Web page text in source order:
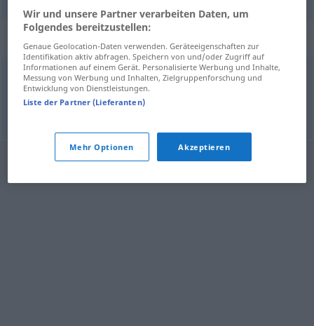
Synonyme für "canceln"
streichen,absagen (Termin),abblasen (ugs.)
Wir und unsere Partner verarbeiten Daten, um
Folgendes bereitzustellen:
Genaue Geolocation-Daten verwenden. Geräteeigenschaften zur
Identifikation aktiv abfragen. Speichern von und/oder Zugriff auf
Informationen auf einem Gerät. Personalisierte Werbung und Inhalte,
Messung von Werbung und Inhalten, Zielgruppenforschung und
Entwicklung von Dienstleistungen.
Liste der Partner (Lieferanten)
Mehr Optionen Akzeptieren